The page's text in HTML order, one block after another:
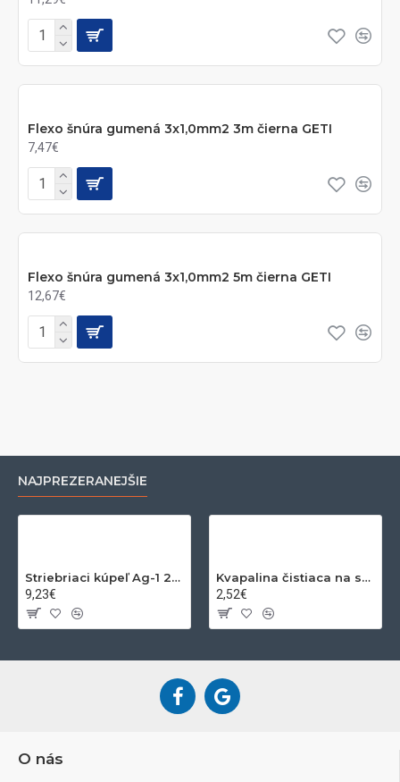
Flexo šnúra gumená 3x1,0mm2 3m čierna GETI
7,47€
Flexo šnúra gumená 3x1,0mm2 5m čierna GETI
12,67€
NAJPREZERANEJŠIE
Striebriaci kúpeľ Ag-1 200ml
9,23€
Kvapalina čistiaca na striebro a zlato 200ml
2,52€
O nás